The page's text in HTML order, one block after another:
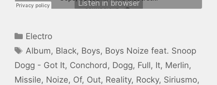
Catégories
Electro
Étiquettes
Album, Black, Boys, Boys Noize feat. Snoop
Dogg - Got It, Conchord, Dogg, Full, It, Merlin,
Missile, Noize, Of, Out, Reality, Rocky, Siriusmo,